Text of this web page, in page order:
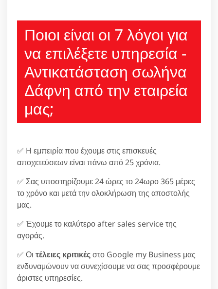
Ποιοι είναι οι 7 λόγοι για
να επιλέξετε υπηρεσία -
Αντικατάσταση σωλήνα
Δάφνη από την εταιρεία
μας;
✅ H εμπειρία που έχουμε στις επισκευές
αποχετεύσεων είναι πάνω από 25 χρόνια.
✅ Σας υποστηρίζουμε 24 ώρες το 24ωρο 365 μέρες
το χρόνο και μετά την ολοκλήρωση της αποστολής
μας.
✅ Έχουμε το καλύτερο after sales service της
αγοράς.
✅ Οι τέλειες κριτικέςστο Google my Business μας
ενδυναμώνουν να συνεχίσουμε να σας προσφέρουμε
άριστες υπηρεσίες.